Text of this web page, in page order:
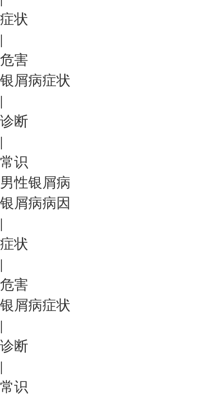
症状
|
危害
银屑病症状
|
诊断
|
常识
男性银屑病
银屑病病因
|
症状
|
危害
银屑病症状
|
诊断
|
常识